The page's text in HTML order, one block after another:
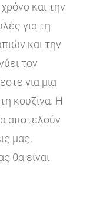
και την
για τη
και την
τον
για μια
κουζίνα. Η
αποτελούν
μας,
θα είναι